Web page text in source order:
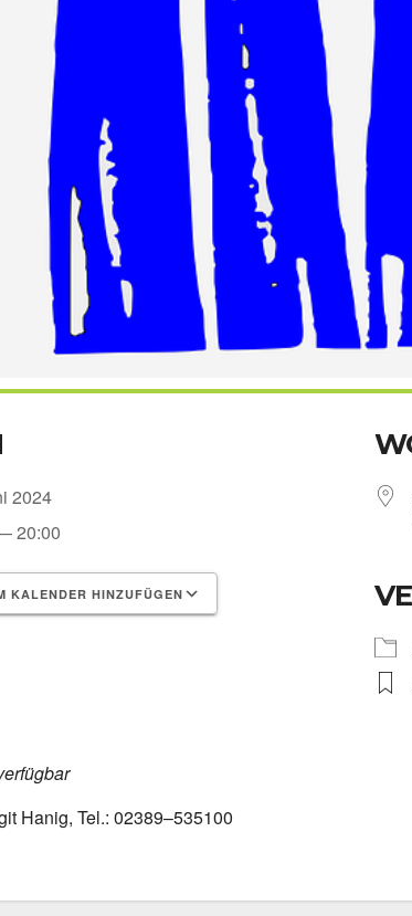
2024
20:00
KALENDER HINZUFÜGEN
Hanig, Tel.: 02389–535100